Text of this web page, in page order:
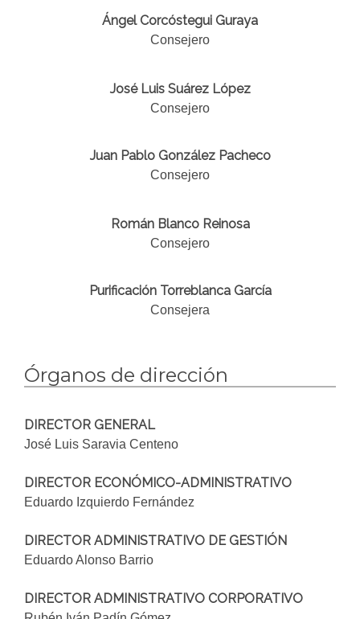
Ángel Corcóstegui Guraya
Consejero
José Luis Suárez López
Consejero
Juan Pablo González Pacheco
Consejero
Román Blanco Reinosa
Consejero
Purificación Torreblanca García
Consejera
Órganos de dirección
DIRECTOR GENERAL
José Luis Saravia Centeno
DIRECTOR ECONÓMICO-ADMINISTRATIVO
Eduardo Izquierdo Fernández
DIRECTOR ADMINISTRATIVO DE GESTIÓN
Eduardo Alonso Barrio
DIRECTOR ADMINISTRATIVO CORPORATIVO